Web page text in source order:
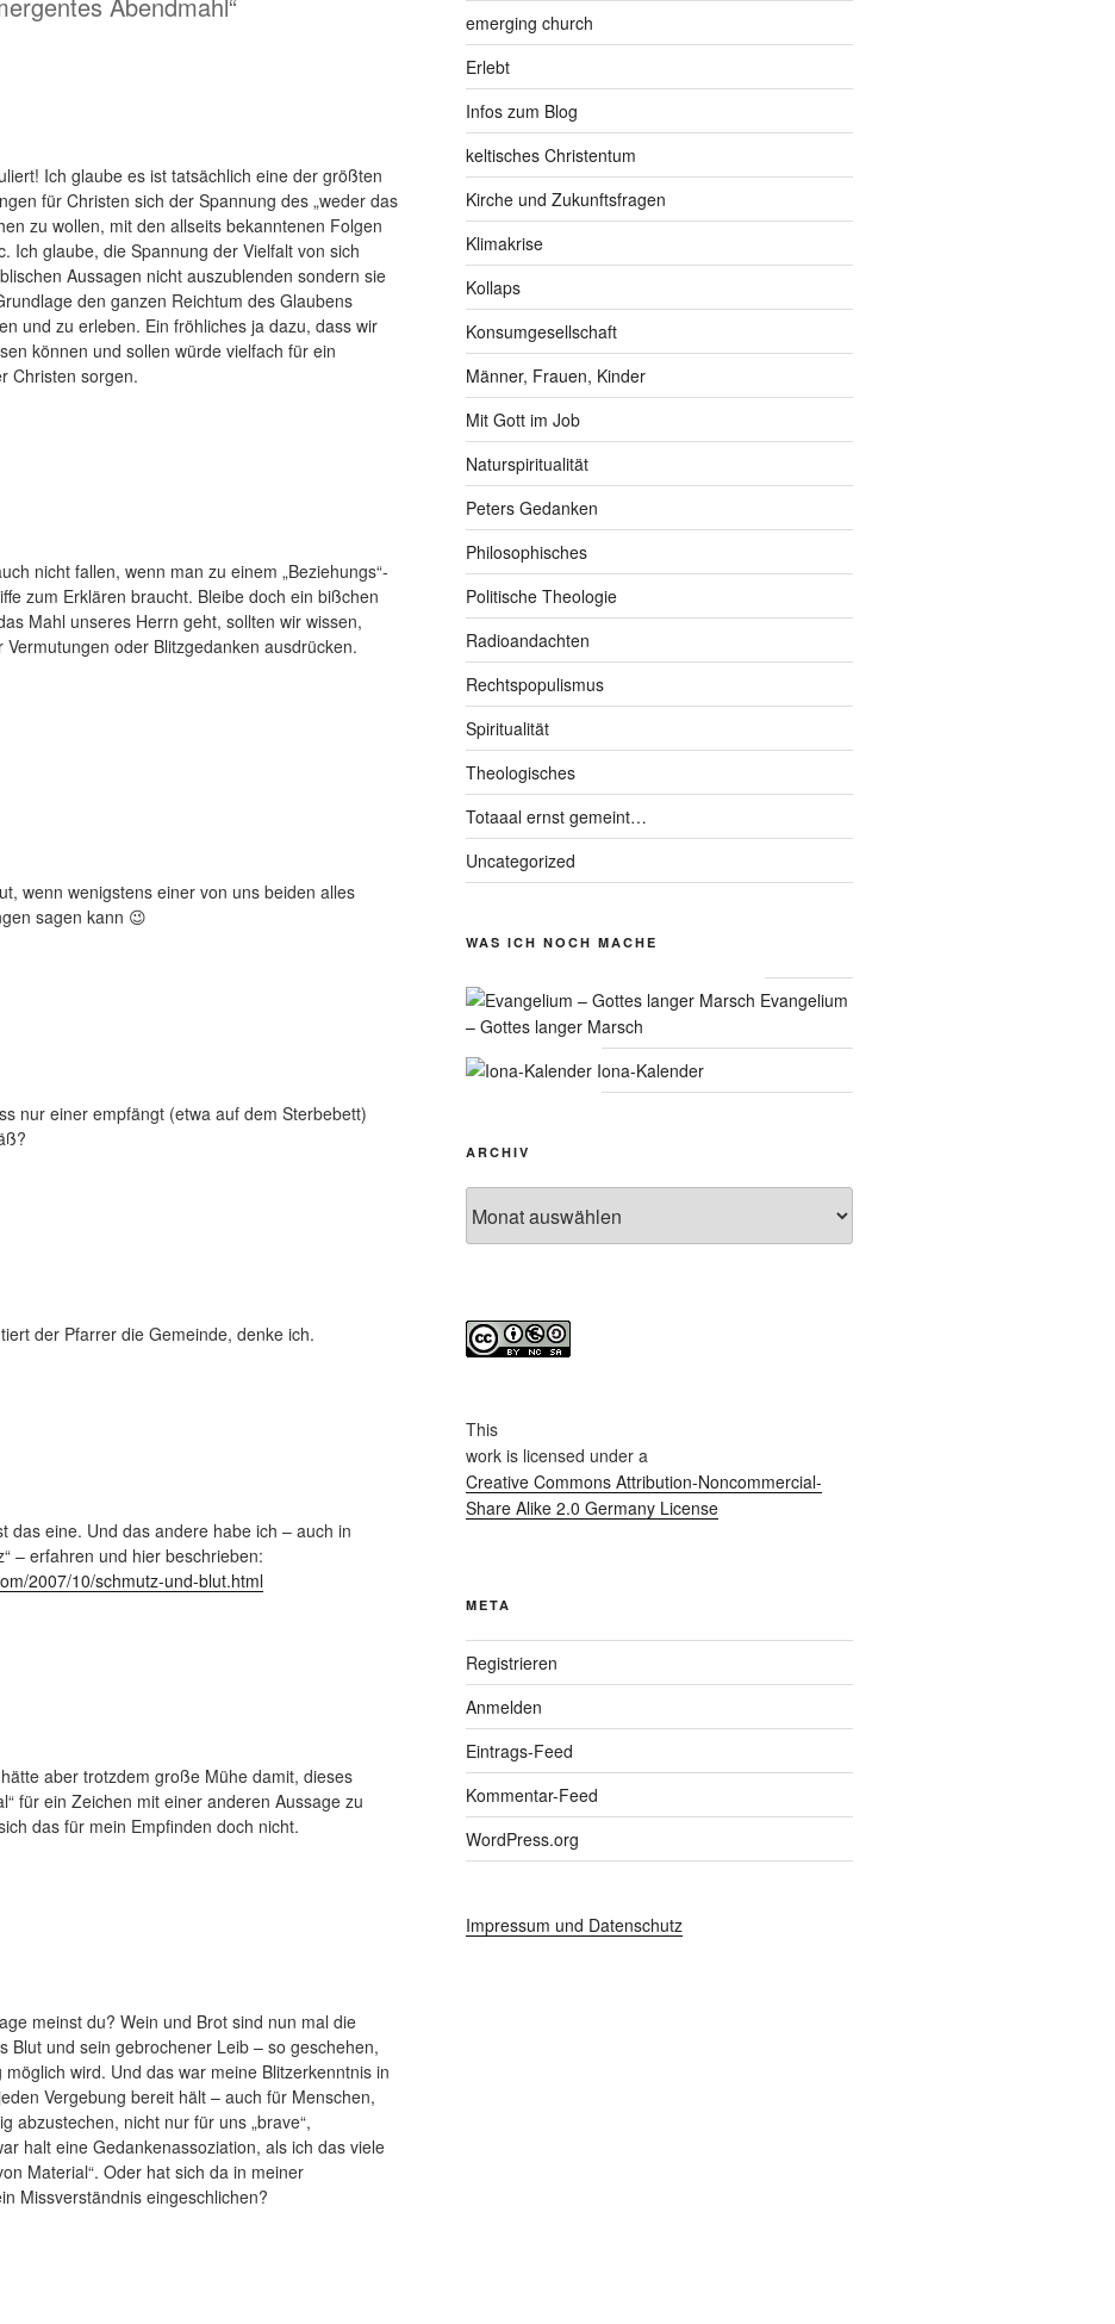
Ich glaube es ist tatsächlich eine der größten
für Christen sich der Spannung des „weder das
zu wollen, mit den allseits bekanntenen Folgen
Ich glaube, die Spannung der Vielfalt von sich
Aussagen nicht auszublenden sondern sie
den ganzen Reichtum des Glaubens
und zu erleben. Ein fröhliches ja dazu, dass wir
können und sollen würde vielfach für ein
Christen sorgen.
nicht fallen, wenn man zu einem „Beziehungs“-
zum Erklären braucht. Bleibe doch ein bißchen
Mahl unseres Herrn geht, sollten wir wissen,
oder Blitzgedanken ausdrücken.
wenn wenigstens einer von uns beiden alles
sagen kann 😉
nur einer empfängt (etwa auf dem Sterbebett)
der Pfarrer die Gemeinde, denke ich.
das eine. Und das andere habe ich – auch in
– erfahren und hier beschrieben:
2007/10/schmutz-und-blut.html
aber trotzdem große Mühe damit, dieses
für ein Zeichen mit einer anderen Aussage zu
das für mein Empfinden doch nicht.
meinst du? Wein und Brot sind nun mal die
Blut und sein gebrochener Leib – so geschehen,
wird. Und das war meine Blitzerkenntnis in
Vergebung bereit hält – auch für Menschen,
abzustechen, nicht nur für uns „brave“,
halt eine Gedankenassoziation, als ich das viele
Material“. Oder hat sich da in meiner
Missverständnis eingeschlichen?
emerging church
Erlebt
Infos zum Blog
keltisches Christentum
Kirche und Zukunftsfragen
Klimakrise
Kollaps
Konsumgesellschaft
Männer, Frauen, Kinder
Mit Gott im Job
Naturspiritualität
Peters Gedanken
Philosophisches
Politische Theologie
Radioandachten
Rechtspopulismus
Spiritualität
Theologisches
Totaaal ernst gemeint…
Uncategorized
WAS ICH NOCH MACHE
Evangelium
– Gottes langer Marsch
Iona-Kalender
ARCHIV
This
workis licensed under a
Creative Commons Attribution-Noncommercial-
Share Alike 2.0 Germany License
META
Registrieren
Anmelden
Eintrags-Feed
Kommentar-Feed
WordPress.org
Impressum und Datenschutz